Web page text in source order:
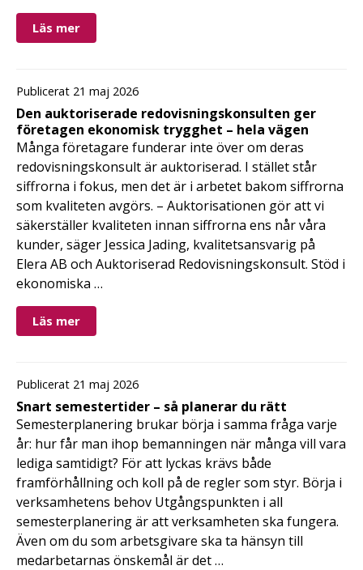
Läs mer
Publicerat 21 maj 2026
Den auktoriserade redovisningskonsulten ger
företagen ekonomisk trygghet – hela vägen
Många företagare funderar inte över om deras
redovisningskonsult är auktoriserad. I stället står
siffrorna i fokus, men det är i arbetet bakom siffrorna
som kvaliteten avgörs. – Auktorisationen gör att vi
säkerställer kvaliteten innan siffrorna ens når våra
kunder, säger Jessica Jading, kvalitetsansvarig på
Elera AB och Auktoriserad Redovisningskonsult. Stöd i
ekonomiska …
Läs mer
Publicerat 21 maj 2026
Snart semestertider – så planerar du rätt
Semesterplanering brukar börja i samma fråga varje
år: hur får man ihop bemanningen när många vill vara
lediga samtidigt? För att lyckas krävs både
framförhållning och koll på de regler som styr. Börja i
verksamhetens behov Utgångspunkten i all
semesterplanering är att verksamheten ska fungera.
Även om du som arbetsgivare ska ta hänsyn till
medarbetarnas önskemål är det …